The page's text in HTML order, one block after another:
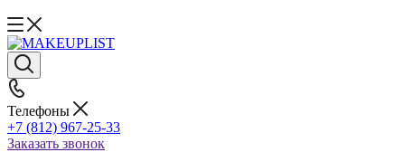
Телефоны
+7 (812) 967-25-33
Заказать звонок